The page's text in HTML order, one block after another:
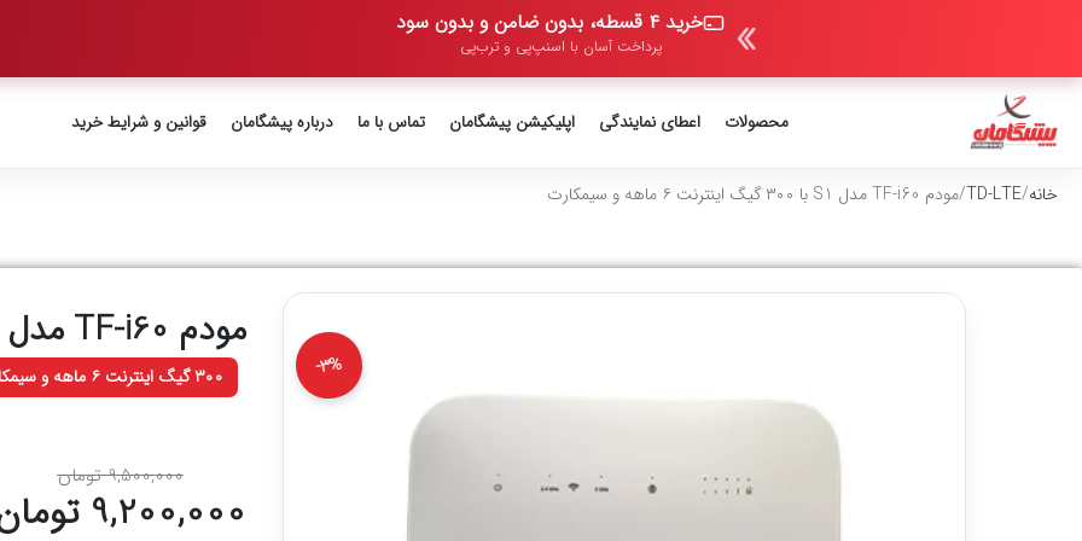
خرید ۴ قسطه، بدون ضامن و بدون سود
پرداخت آسان با اسنپ‌پی و ترب‌پی
محصولات اعطای نمایندگی اپلیکیشن پیشگامان تماس با ما درباره پیشگامان قوانین و شرایط خرید
خانه TD-LTE مودم TF-i60 مدل S1 با ۳۰۰ گیگ اینترنت ۶ ماهه و سیمکارت
-3%
مودم TF-i60 مدل S1
۳۰۰ گیگ اینترنت ۶ ماهه و سیمکارت
9,500,000 تومان
9,200,000